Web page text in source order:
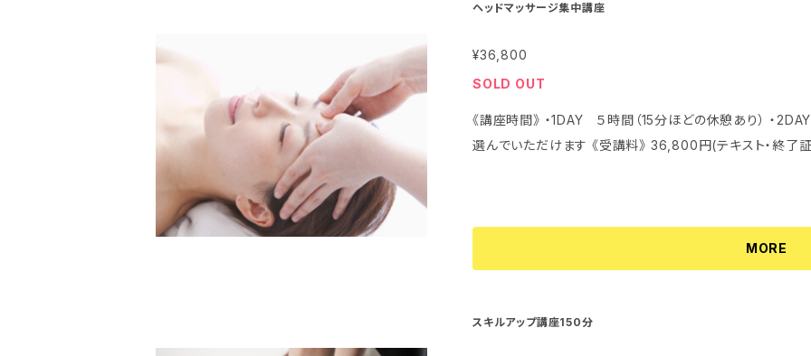
ヘッドマッサージ集中講座
¥36,800
SOLD OUT
《講座時間》 ・1DAY ５時間（15分ほどの休憩あり）
選んでいただけます 《受講料》 36,800円(テキスト・
MORE
スキルアップ講座150分